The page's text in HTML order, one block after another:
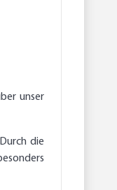
unser
die